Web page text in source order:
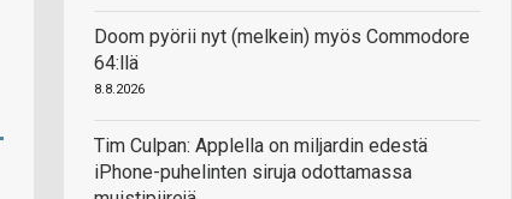
Doom pyörii nyt (melkein) myös Commodore
64:llä
8.8.2026
Tim Culpan: Applella on miljardin edestä
iPhone-puhelinten siruja odottamassa